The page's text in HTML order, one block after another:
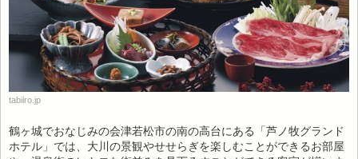
tabiiro.jp
鶴ヶ城でおなじみの会津若松市の南の高台にある「芦ノ牧グランド
ホテル」では、大川の景観やせせらぎを楽しむことができるお部屋